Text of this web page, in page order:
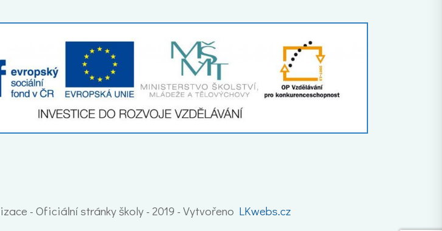
- Oficiální stránky školy - 2019 - Vytvořeno LKwebs.cz